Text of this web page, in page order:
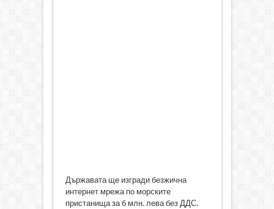
Държавата ще изгради безжична
интернет мрежа по морските
пристанища за 6 млн. лева без ДДС.